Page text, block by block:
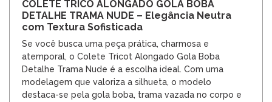
COLETE TRICO ALONGADO GOLA BOBA
DETALHE TRAMA NUDE – Elegância Neutra
com Textura Sofisticada
Se você busca uma peça prática, charmosa e
atemporal, o Colete Tricot Alongado Gola Boba
Detalhe Trama Nude é a escolha ideal. Com uma
modelagem que valoriza a silhueta, o modelo
destaca-se pela gola boba, trama vazada no corpo e